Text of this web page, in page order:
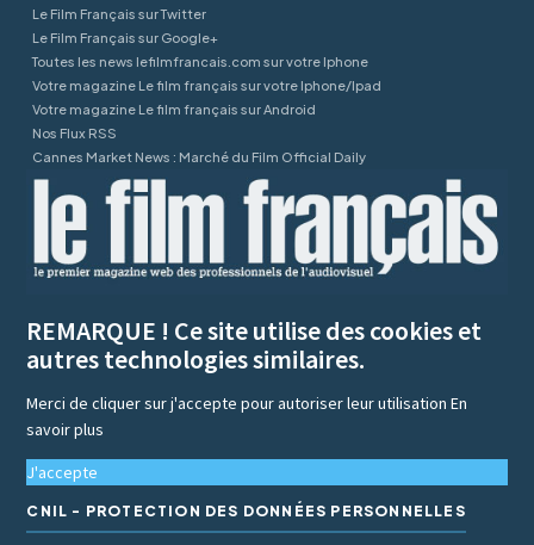
Le Film Français sur Twitter
Le Film Français sur Google+
Toutes les news lefilmfrancais.com sur votre Iphone
Votre magazine Le film français sur votre Iphone/Ipad
Votre magazine Le film français sur Android
Nos Flux RSS
Cannes Market News : Marché du Film Official Daily
REMARQUE ! Ce site utilise des cookies et
autres technologies similaires.
Merci de cliquer sur j'accepte pour autoriser leur utilisationEn
savoir plus
J'accepte
CNIL - PROTECTION DES DONNÉES PERSONNELLES